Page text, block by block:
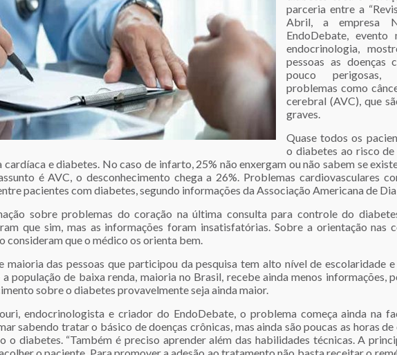
parceria entre a
Abril, a empresa
EndoDebate, evento
endocrinologia,
pessoas as doenças
pouco perigosas,
problemas como
cerebral (AVC), que
graves.
Quase todos os
o diabetes ao risco de
e diabetes. No caso de infarto, 25% não enxergam ou não sabem se
é AVC, o desconhecimento chega a 26%. Problemas cardiovasculares
pacientes com diabetes, segundo informações da Associação Americana de
sobre problemas do coração na última consulta para controle do
que sim, mas as informações foram insatisfatórias. Sobre a orientação nas
consideram que o médico os orienta bem.
maioria das pessoas que participou da pesquisa tem alto nível de escolaridade
população de baixa renda, maioria no Brasil, recebe ainda menos informações,
sobre o diabetes provavelmente seja ainda maior.
endocrinologista e criador do EndoDebate, o problema começa ainda na
sabendo tratar o básico de doenças crônicas, mas ainda são poucas as horas
o diabetes. “Também é preciso aprender além das habilidades técnicas. A